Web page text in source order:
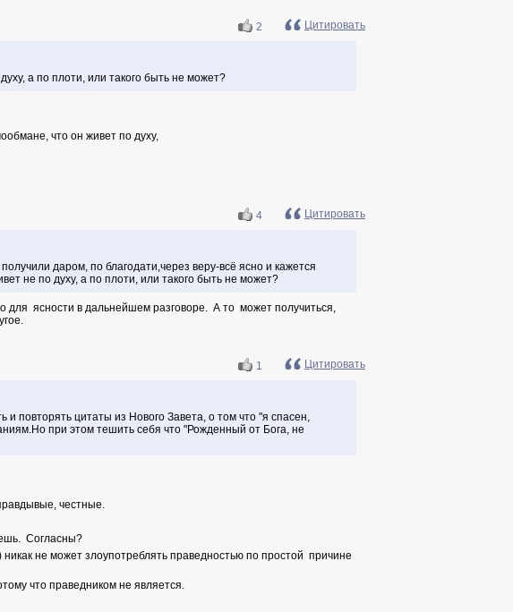
2 Цитировать
а по плоти, или такого быть не может?
что он живет по духу,
4 Цитировать
даром, по благодати,через веру-всё ясно и кажется
не по духу, а по плоти, или такого быть не может?
для ясности в дальнейшем разговоре. А то может получиться,
1 Цитировать
цитаты из Нового Завета, о том что "я спасен,
при этом тешить себя что "Рожденный от Бога, не
честные.
Согласны?
не может злоупотреблять праведностью по простой причине
что праведником не является.